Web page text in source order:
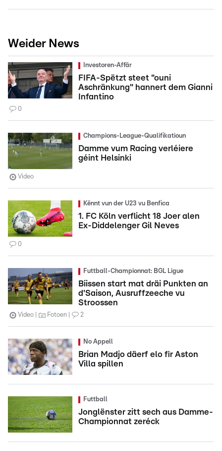
Weider News
Investoren-Affär
FIFA-Spëtzt steet "ouni
Aschränkung" hannert dem Gianni
Infantino
0
Champions-League-Qualifikatioun
Damme vum Racing verléiere
géint Helsinki
Video
Kënnt vun der U23 vu Benfica
1. FC Köln verflicht 18 Joer alen
Ex-Diddelenger Gil Neves
0
Futtball-Championnat: BGL Ligue
Biissen start mat dräi Punkten an
d'Saison, Ausruffzeeche vu
Stroossen
Video Fotoen 2
No Appell
Brian Madjo däerf elo fir Aston
Villa spillen
Futtball
Jonglënster zitt sech aus Damme-
Championnat zeréck